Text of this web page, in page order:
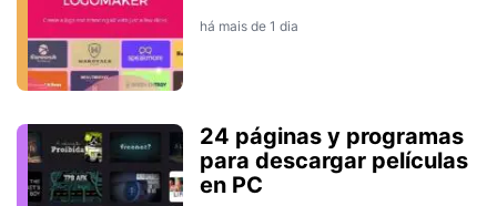
há mais de 1 dia
24 páginas y programas
para descargar películas
en PC